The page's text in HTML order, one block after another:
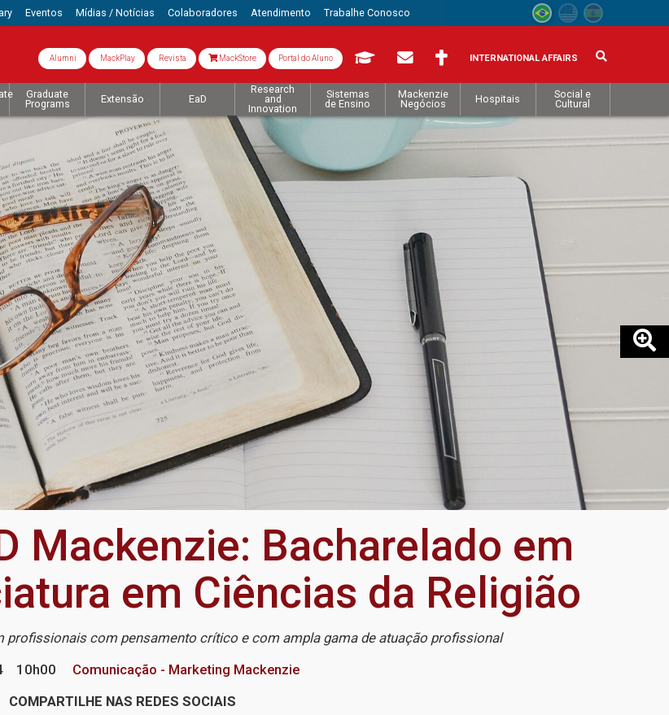
Eventos Mídias / Notícias Colaboradores Atendimento Trabalhe Conosco
Alumni MackPlay Revista MackStore Portal do Aluno INTERNATIONAL AFFAIRS
Graduate
Programs
Extensão EaD
Research
and
Innovation
Sistemas
de Ensino
Mackenzie
Negócios
Hospitais
Social e
Cultural
Mackenzie: Bacharelado em
em Ciências da Religião
com pensamento crítico e com ampla gama de atuação profissional
10h00
Comunicação - Marketing Mackenzie
COMPARTILHE NAS REDES SOCIAIS